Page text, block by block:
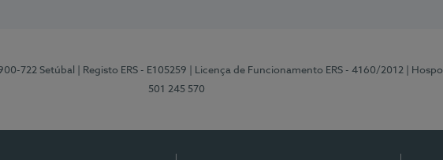
722 Setúbal | Registo ERS - E105259 | Licença de Funcionamento ERS - 4160/2012 |
501 245 570